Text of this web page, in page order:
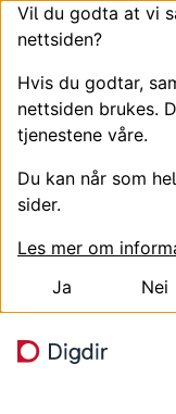
Vil du godta at vi
nettsiden?
Hvis du godtar,
nettsiden brukes.
tjenestene våre.
Du kan når som
sider.
Les mer om
Ja
Nei